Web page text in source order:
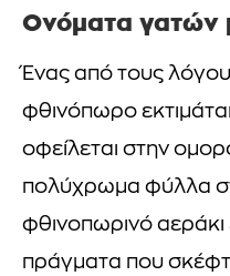
Ονόματα γατών
Ένας από τους
φθινόπωρο
οφείλεται στην
πολύχρωμα φύλλα
φθινοπωρινό αεράκι
πράγματα που